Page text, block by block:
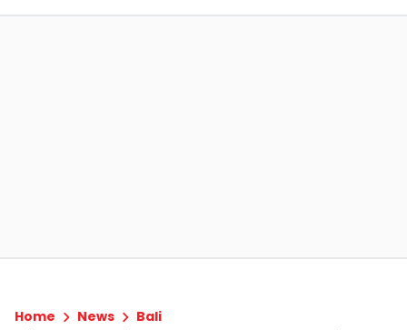
Home News Bali